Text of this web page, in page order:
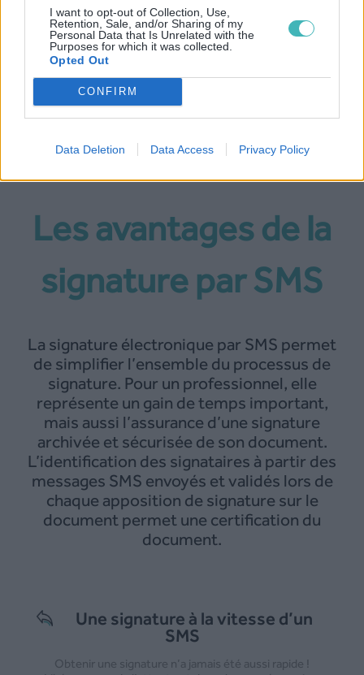
I want to opt-out of Collection, Use,
Retention, Sale, and/or Sharing of my
Personal Data that Is Unrelated with the
Purposes for which it was collected.
Opted Out
CONFIRM
Data Deletion Data Access Privacy Policy
Des document signés en
moins de 12 heures
Les avantages de la
signature par SMS
La signature électronique par SMS permet
de simplifier l’ensemble du processus de
signature. Pour un professionnel, elle
représente un gain de temps important,
mais aussi l’assurance d’une signature
archivée et sécurisée de son document.
L’identification des signataires à partir des
messages SMS envoyés et validés lors de
chaque apposition de signature sur le
document permet une certification du
document.
Une signature à la vitesse d’un
SMS
Obtenir une signature n’a jamais été aussi rapide !